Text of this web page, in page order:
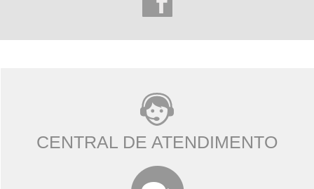
CENTRAL DE ATENDIMENTO